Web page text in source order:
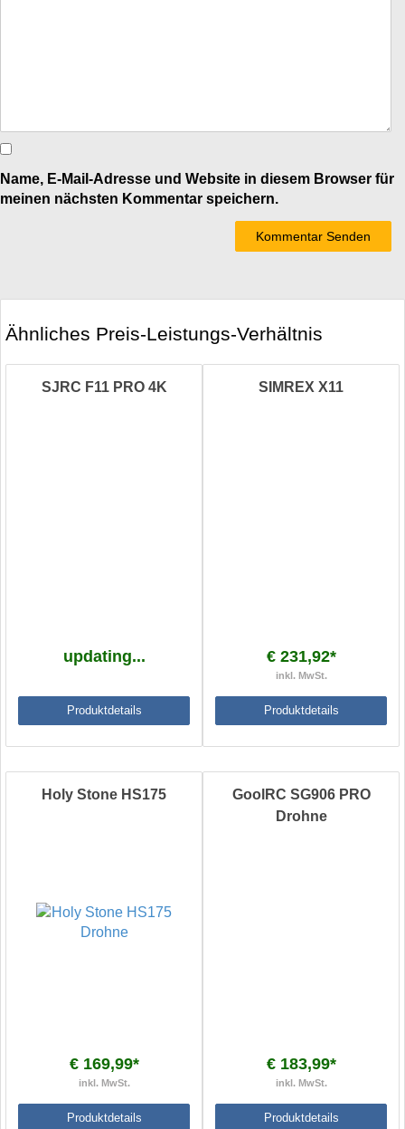
Name, E-Mail-Adresse und Website in diesem Browser für
meinen nächsten Kommentar speichern.
Ähnliches Preis-Leistungs-Verhältnis
SJRC F11 PRO 4K
updating...
Produktdetails
SIMREX X11
€ 231,92*
inkl. MwSt.
Produktdetails
Holy Stone HS175
€ 169,99*
inkl. MwSt.
Produktdetails
GoolRC SG906 PRO
Drohne
€ 183,99*
inkl. MwSt.
Produktdetails